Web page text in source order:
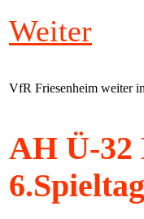
Weiter
VfR Friesenheim weiter
AH Ü-32
6.Spieltag